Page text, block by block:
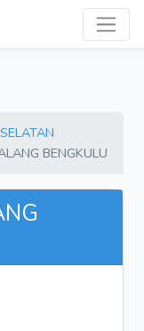
BENGKULU